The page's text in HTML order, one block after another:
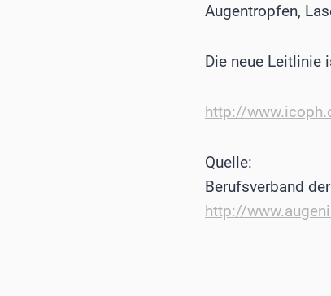
Augentropfen,
Die neue Leitlinie
http://
Quelle:
Berufsverband
http://